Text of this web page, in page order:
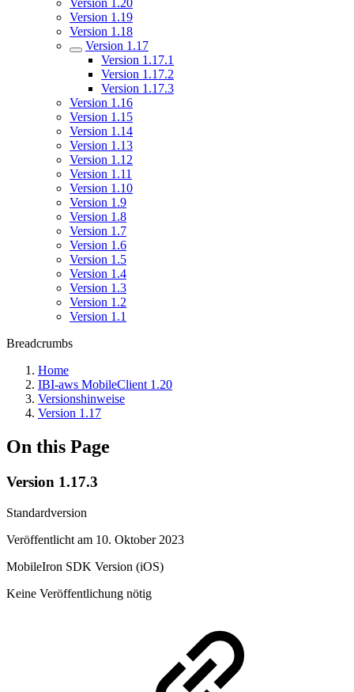
Version 1.20
Version 1.19
Version 1.18
Version 1.17
Version 1.17.1
Version 1.17.2
Version 1.17.3
Version 1.16
Version 1.15
Version 1.14
Version 1.13
Version 1.12
Version 1.11
Version 1.10
Version 1.9
Version 1.8
Version 1.7
Version 1.6
Version 1.5
Version 1.4
Version 1.3
Version 1.2
Version 1.1
Breadcrumbs
Home
IBI-aws MobileClient 1.20
Versionshinweise
Version 1.17
On this Page
Version 1.17.3
Standardversion
Veröffentlicht am 10. Oktober 2023
MobileIron SDK Version (iOS)
Keine Veröffentlichung nötig